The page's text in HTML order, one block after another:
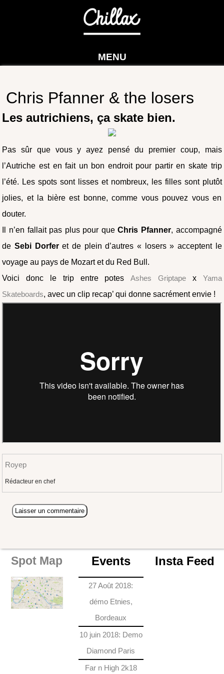
MENU
Chris Pfanner & the losers
Les autrichiens, ça skate bien.
Pas sûr que vous y ayez pensé du premier coup, mais
l’Autriche est en fait un bon endroit pour partir en skate trip
l’été. Les spots sont lisses et nombreux, les filles sont plutôt
jolies, et la bière est bonne, comme vous pouvez vous en
douter.
Il n’en fallait pas plus pour queChris Pfanner, accompagné
deSebi Dorferet de plein d’autres « losers » acceptent le
voyage au pays de Mozart et du Red Bull.
Voici donc le trip entre potesAshes Griptapex Yama
Skateboards, avec un clip recap’ qui donne sacrément envie !
Royep
Rédacteur en chef
Spot Map Events
27 Août 2018:
démo Etnies,
Bordeaux
10 juin 2018: Demo
Diamond Paris
Far n High 2k18
Insta Feed